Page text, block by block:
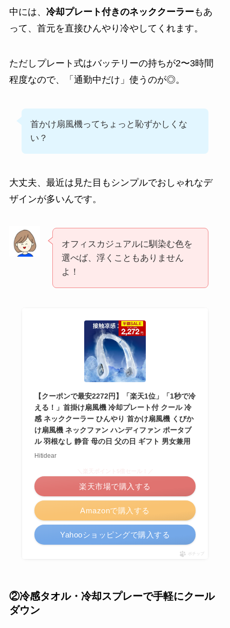
中には、 冷却プレート付きのネッククーラーもあ
って、首元を直接ひんやり冷やしてくれます。
ただしプレート式はバッテリーの持ちが2〜3時間
程度なので、「通勤中だけ」使うのが◎。
首かけ扇風機ってちょっと恥ずかしくな
い？
大丈夫、最近は見た目もシンプルでおしゃれなデ
ザインが多いんです。
オフィスカジュアルに馴染む色を
選べば、浮くこともありません
よ！
【クーポンで最安2272円】「楽天1位」「1秒で冷
える！」首掛け扇風機 冷却プレート付 クール 冷
感 ネッククーラー ひんやり 首かけ扇風機 くびか
け扇風機 ネックファン ハンディファン ポータブ
ル 羽根なし 静音 母の日 父の日 ギフト 男女兼用
Hitidear
Amazonで購入する
楽天市場で購入する
Yahooショッピングで購入する
ポチップ
②冷感タオル・冷却スプレーで手軽にクール
ダウン